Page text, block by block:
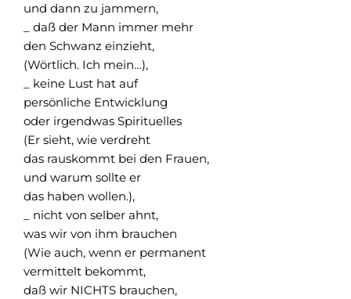
und dann zu jammern,
_ daß der Mann immer mehr
den Schwanz einzieht,
(Wörtlich. Ich mein…),
_ keine Lust hat auf
persönliche Entwicklung
oder irgendwas Spirituelles
(Er sieht, wie verdreht
das rauskommt bei den Frauen,
und warum sollte er
das haben wollen.),
_ nicht von selber ahnt,
was wir von ihm brauchen
(Wie auch, wenn er permanent
vermittelt bekommt,
daß wir NICHTS brauchen,